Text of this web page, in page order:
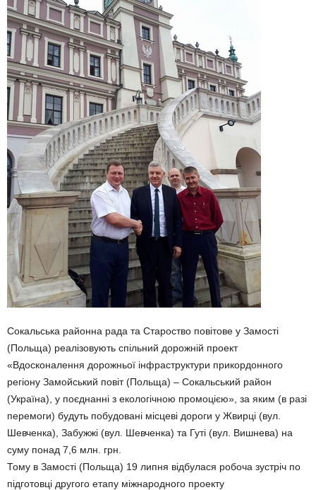
Сокальська районна рада та Староство повітове у Замості
(Польща) реалізовують спільний дорожній проект
«Вдосконалення дорожньої інфраструктури прикордонного
регіону Замойський повіт (Польща) – Сокальський район
(Україна), у поєднанні з екологічною промоцією», за яким (в разі
перемоги) будуть побудовані місцеві дороги у Жвирці (вул.
Шевченка), Забужжі (вул. Шевченка) та Гуті (вул. Вишнева) на
суму понад 7,6 млн. грн.
Тому в Замості (Польща) 19 липня відбулася робоча зустріч по
підготовці другого етапу міжнародного проекту